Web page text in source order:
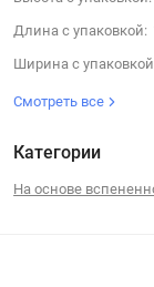
Длина с упаковкой:
Ширина с
Смотреть все
Категории
На основе